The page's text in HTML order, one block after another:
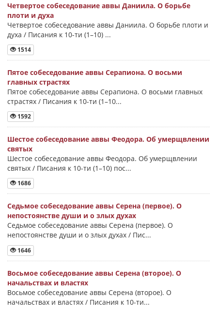
Четвертое собеседование аввы Даниила. О борьбе
плоти и духа
Четвертое собеседование аввы Даниила. О борьбе плоти и
духа / Писания к 10-ти (1–10) ...
1514
Пятое собеседование аввы Серапиона. О восьми
главных страстях
Пятое собеседование аввы Серапиона. О восьми главных
страстях / Писания к 10-ти (1–10...
1592
Шестое собеседование аввы Феодора. Об умерщвлении
святых
Шестое собеседование аввы Феодора. Об умерщвлении
святых / Писания к 10-ти (1–10) пос...
1686
Седьмое собеседование аввы Серена (первое). О
непостоянстве души и о злых духах
Седьмое собеседование аввы Серена (первое). О
непостоянстве души и о злых духах / Пис...
1646
Восьмое собеседование аввы Серена (второе). О
начальствах и властях
Восьмое собеседование аввы Серена (второе). О
начальствах и властях / Писания к 10-ти...